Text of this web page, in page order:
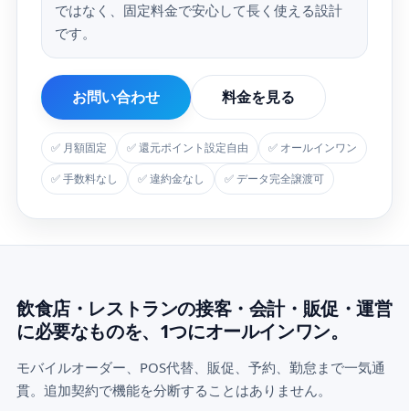
ではなく、固定料金で安心して長く使える設計
です。
お問い合わせ 料金を見る
✅ 月額固定 ✅ 還元ポイント設定自由
✅ オールインワン
✅ 手数料なし
✅ 違約金なし ✅ データ完全譲渡可
飲食店・レストランの接客・会計・販促・運営
に必要なものを、1つにオールインワン。
モバイルオーダー、POS代替、販促、予約、勤怠まで一気通
貫。追加契約で機能を分断することはありません。